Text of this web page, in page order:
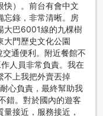
快）。前台有會中文
忘錄，非常清晰。房
大巴6001線的九棵樹
大門歷史文化公園
通便利。附近餐館不
人員非常負責。我在
不上我把外賣丟掉
心負責，最終幫助我
錯。對於國內的遊客
接近，服務接近，